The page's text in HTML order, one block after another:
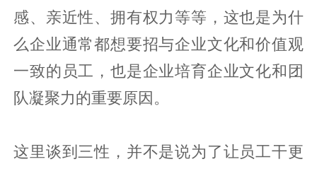
感、亲近性、拥有权力等等，这也是为什
么企业通常都想要招与企业文化和价值观
一致的员工，也是企业培育企业文化和团
队凝聚力的重要原因。
这里谈到三性，并不是说为了让员工干更